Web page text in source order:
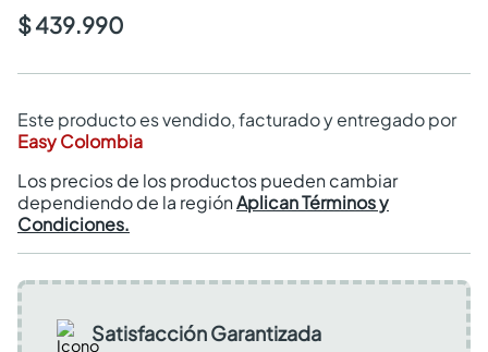
$ 439.990
Este producto es vendido, facturado y entregado por
Easy Colombia
Los precios de los productos pueden cambiar
dependiendo de la regiónAplican Términos y
Condiciones.
Satisfacción Garantizada